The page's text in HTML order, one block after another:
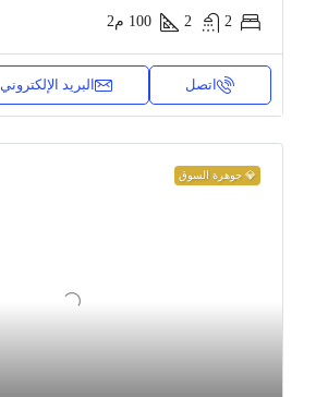
2
2
100 م2
اتصل البريد الإلكتروني
💎 جوهرة السوق